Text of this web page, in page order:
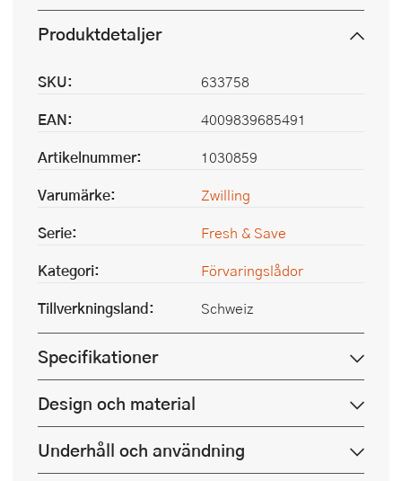
Produktdetaljer
SKU:
633758
EAN:
4009839685491
Artikelnummer:
1030859
Varumärke:
Zwilling
Serie:
Fresh & Save
Kategori:
Förvaringslådor
Tillverkningsland:
Schweiz
Specifikationer
Design och material
Underhåll och användning